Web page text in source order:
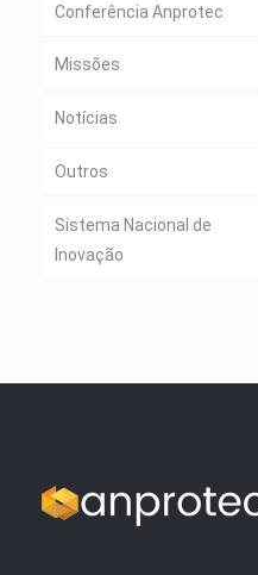
Conferência Anprotec
Missões
Notícias
Outros
Sistema Nacional de
Inovação